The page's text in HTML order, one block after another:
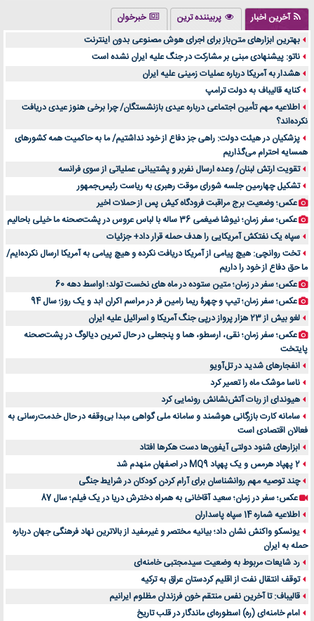
تولید لیوان کاغذی یک کسب‌ و کار پر سود و رو‌ به‌ رشد در بازار ایران
درد زانو بعد از تمرین با تردمیل؟ شاید مشکل از این انتخاب باشد
آینده موسیقی هم‌اکنون در اینجاست
بهترین راه تبلیغات کلینیک زیبایی و افزایش مشتری کدام است؟
مقایسه قالب آسترا با وودمارت و فلت‌سام (فارسی)
خرید سمعک کارکرده یا دست دوم | نکات مهم قبل از تصمیم‌گیری
خرید و فروش قطعات سرور دست دوم در ماهان شبکه ایرانیان
اهمیت انتخاب بهترین وکیل در سعادت آباد برای پرونده‌های حساس و کلان
لیفتراک صفر؛ راهنمای جامع خرید، قیمت و فروش در ایران
راهنمای جامع بهترین کفش ورزشی برای دویدن و استفاده روزمره | بررسی ۱۲ مدل برتر
آخرین اخبار پربیننده ترین
خبرخوان
بهترین ابزارهای متن‌باز برای اجرای هوش مصنوعی بدون اینترنت
ناتو: پیشنهادی مبنی بر مشارکت در جنگ علیه ایران نشده است
هشدار به آمریکا درباره عملیات زمینی علیه ایران
کنایه قالیباف به دولت ترامپ
اطلاعیه مهم تأمین اجتماعی درباره عیدی بازنشستگان/ چرا برخی هنوز عیدی دریافت
نکرده‌اند؟
پزشکیان در هیئت دولت: راهی جز دفاع از خود نداشتیم/ ما به حاکمیت همه کشورهای
همسایه احترام می‌گذاریم
تقویت ارتش لبنان/ وعده ارسال نفربر و پشتیبانی عملیاتی از سوی فرانسه
تشکیل چهارمین جلسه شورای موقت رهبری به ریاست رئیس‌جمهور
عکس؛ وضعیت برج مراقبت فرودگاه کیش پس از حملات اخیر
عکس؛ سفر زمان؛ نیوشا ضیغمی 36 ساله با لباس عروس در پشت‌صحنه ما خیلی باحالیم
سپاه یک نفتکش آمریکایی را هدف حمله قرار داد+ جزئیات
تخت روانچی: هیچ پیامی از آمریکا دریافت نکرده و هیچ پیامی به آمریکا ارسال نکرده‌ایم/
ما حق دفاع از خود را داریم
عکس؛ سفر در زمان؛ متین ستوده در ماه های نخست تولد؛ اواسط دهه 60
عکس؛ سفر زمان؛ تیپ و چهرۀ ریما رامین فر در مراسم اکران ابد و یک روز؛ سال 94
لغو بیش از 23 هزار پرواز درپی جنگ آمریکا و اسرائیل علیه ایران
عکس؛ سفر زمان؛ نقی، ارسطو، هما و پنجعلی در حال تمرین دیالوگ در پشت‌صحنه
پایتخت
انفجارهای شدید در تل‌آویو
ناسا موشک ماه را تعمیر کرد
هیوندای از ربات آتش‌نشانش رونمایی کرد
سامانه کارت بازرگانی هوشمند و سامانه ملی گواهی مبدا بی‌وقفه در حال خدمت‌رسانی به
فعالان اقتصادی است
ابزارهای شنود دولتی آیفون‌ها دست هکرها افتاد
2 پهپاد هرمس و یک پهپاد MQ9 در اصفهان منهدم شد
چند توصیه مهم روانشناسان برای آرام کردن کودکان در شرایط جنگی
عکس؛ سفر در زمان؛ سعید آقاخانی به همراه دخترش دریا در یک فیلم؛ سال 87
اطلاعیه شماره 14 سپاه پاسداران
یونسکو واکنش نشان داد؛ بیانیه مختصر و غیرمفید از بالاترین نهاد فرهنگی جهان درباره
حمله به ایران
رد شایعات مربوط به وضعیت سیدمجتبی خامنه‌ای
توقف انتقال نفت از اقلیم کردستان عراق به ترکیه
قالیباف: تا آخرین نفس منتقم خون فرزندان مظلوم ایرانیم
امام خامنه‌ای (ره) اسطوره‌ای ماندگار در قلب تاریخ